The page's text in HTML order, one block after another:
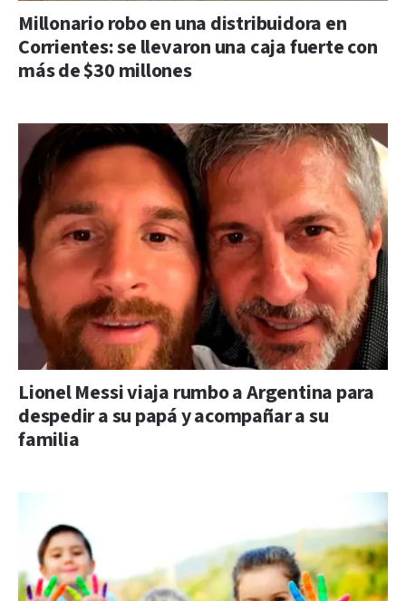
Millonario robo en una distribuidora en
Corrientes: se llevaron una caja fuerte con
más de $30 millones
Lionel Messi viaja rumbo a Argentina para
despedir a su papá y acompañar a su
familia